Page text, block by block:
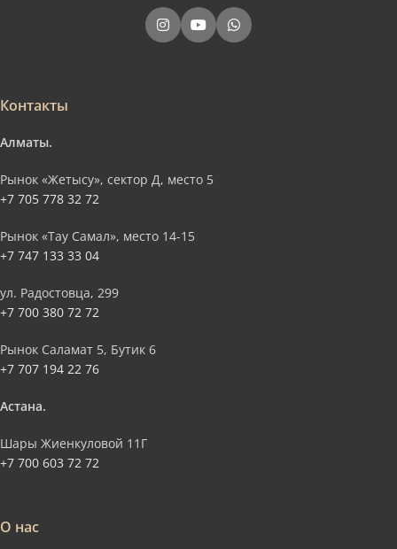
Контакты
Алматы.
Рынок «Жетысу», сектор Д, место 5
+7 705 778 32 72
Рынок «Тау Самал», место 14-15
+7 747 133 33 04
ул. Радостовца, 299
+7 700 380 72 72
Рынок Саламат 5, Бутик 6
+7 707 194 22 76
Астана.
Шары Жиенкуловой 11Г
+7 700 603 72 72
О нас